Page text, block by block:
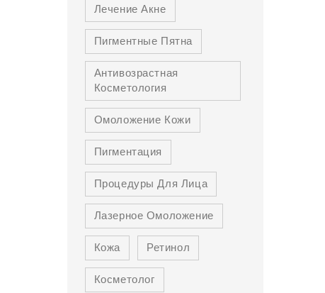
Лечение Акне
Пигментные Пятна
Антивозрастная
Косметология
Омоложение Кожи
Пигментация
Процедуры Для Лица
Лазерное Омоложение
Кожа
Ретинол
Косметолог